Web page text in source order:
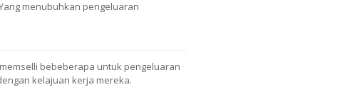
menubuhkan pengeluaran
bebeberapa untuk pengeluaran
kelajuan kerja mereka.